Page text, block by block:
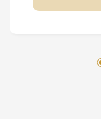
acordo com seu gosto
Área de